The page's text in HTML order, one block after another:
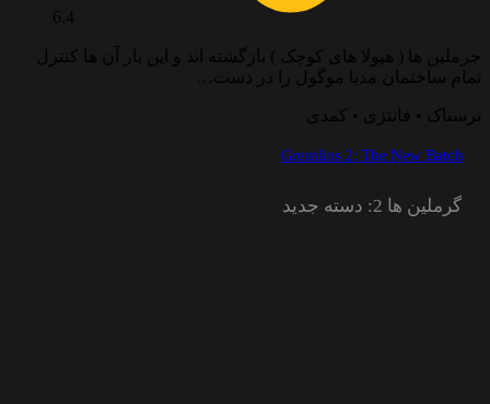
6.4
ها ( هیولا های کوچک ) بازگشته اند و این بار آن ها کنترل
ساختمان مدیا موگول را در دست…
• فانتزی • کمدی
Gremlins 2: The New Batch
گرملین ها 2: دسته جدید